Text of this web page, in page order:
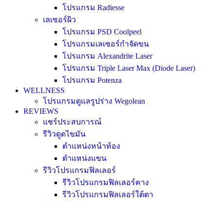
โปรแกรม Radiesse
เลเซอร์ผิว
โปรแกรม PSD Coolpeel
โปรแกรมเลเซอร์กำจัดขน
โปรแกรม Alexandrite Laser
โปรแกรม Triple Laser Max (Diode Laser)
โปรแกรม Potenza
WELLNESS
โปรแกรมดูแลรูปร่าง Wegolean
REVIEWS
แชร์ประสบการณ์
รีวิวดูดไขมัน
ตำแหน่งหน้าท้อง
ตำแหน่งแขน
รีวิวโปรแกรมฟิลเลอร์
รีวิวโปรแกรมฟิลเลอร์คาง
รีวิวโปรแกรมฟิลเลอร์ใต้ตา